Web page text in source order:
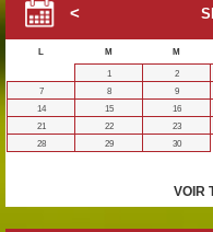
L M M
1
2
7
8 9
14
15 16
21
22 23
28
29 30
VOIR